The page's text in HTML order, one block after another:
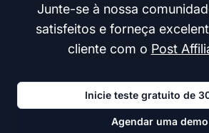
Junte-se à nossa
satisfeitos e forneça
cliente com o Post
Inicie teste gratuito de
Agendar uma demo